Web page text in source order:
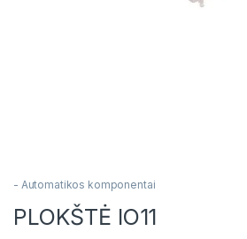
- Automatikos komponentai
PLOKŠTĖ IO11